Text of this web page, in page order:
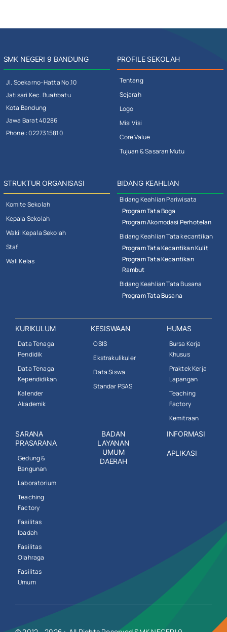
SMK NEGERI 9 BANDUNG
Jl. Soekarno-Hatta No.10
Jatisari Kec. Buahbatu
Kota Bandung
Jawa Barat 40286
Phone : 0227315810
PROFILE SEKOLAH
Tentang
Sejarah
Logo
Misi Visi
Core Value
Tujuan & Sasaran Mutu
STRUKTUR ORGANISASI
Komite Sekolah
Kepala Sekolah
Wakil Kepala Sekolah
Staf
Wali Kelas
BIDANG KEAHLIAN
Bidang Keahlian Pariwisata
Program Tata Boga
Program Akomodasi Perhotelan
Bidang Keahlian Tata kecantikan
Program Tata Kecantikan Kulit
Program Tata Kecantikan
Rambut
Bidang Keahlian Tata Busana
Program Tata Busana
KURIKULUM
Data Tenaga
Pendidik
Data Tenaga
Kependidikan
Kalender
Akademik
KESISWAAN
OSIS
Ekstrakulikuler
Data Siswa
Standar PSAS
HUMAS
Bursa Kerja
Khusus
Praktek Kerja
Lapangan
Teaching
Factory
Kemitraan
SARANA
PRASARANA
Gedung &
Bangunan
Laboratorium
Teaching
Factory
Fasilitas
Ibadah
Fasilitas
Olahraga
Fasilitas
Umum
BADAN
LAYANAN
UMUM
DAERAH
INFORMASI
APLIKASI